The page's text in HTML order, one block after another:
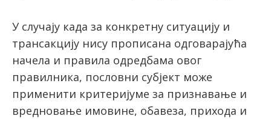
У случају када за конкретну ситуацију и
трансакцију нису прописана одговарајућа
начела и правила одредбама овог
правилника, пословни субјект може
применити критеријуме за признавање и
вредновање имовине, обавеза, прихода и